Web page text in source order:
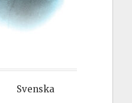
Svenska